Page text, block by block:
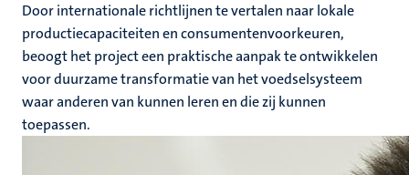
Door internationale richtlijnen te vertalen naar lokale
productiecapaciteiten en consumentenvoorkeuren,
beoogt het project een praktische aanpak te ontwikkelen
voor duurzame transformatie van het voedselsysteem
waar anderen van kunnen leren en die zij kunnen
toepassen.